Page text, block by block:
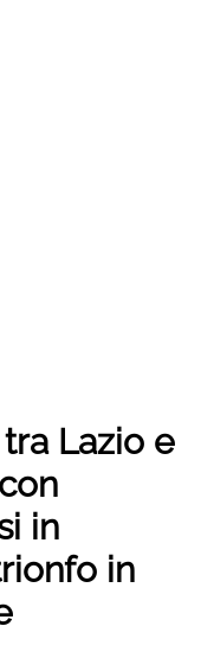
Lazio e
in
in